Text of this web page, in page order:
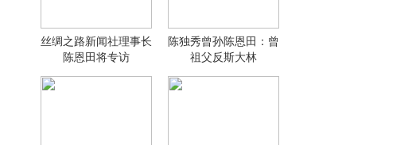
丝绸之路新闻社理事长
陈恩田将专访
陈独秀曾孙陈恩田：曾
祖父反斯大林